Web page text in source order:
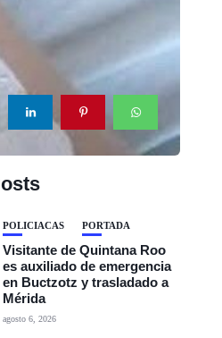
POLICIACAS PORTADA
Visitante de Quintana Roo
es auxiliado de emergencia
en Buctzotz y trasladado a
Mérida
agosto 6, 2026